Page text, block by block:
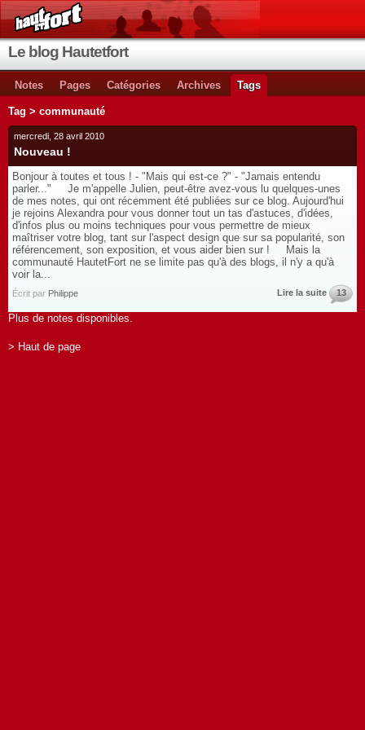
Le blog Hautetfort
Notes Pages Catégories Archives Tags
Tag > communauté
mercredi, 28 avril 2010
Nouveau !
Bonjour à toutes et tous ! - "Mais qui est-ce ?" - "Jamais entendu
parler..." Je m'appelle Julien, peut-être avez-vous lu quelques-unes
de mes notes, qui ont récemment été publiées sur ce blog. Aujourd'hui
je rejoins Alexandra pour vous donner tout un tas d'astuces, d'idées,
d'infos plus ou moins techniques pour vous permettre de mieux
maîtriser votre blog, tant sur l'aspect design que sur sa popularité, son
référencement, son exposition, et vous aider bien sur ! Mais la
communauté HautetFort ne se limite pas qu'à des blogs, il n'y a qu'à
voir la...
Écrit par Philippe Lire la suite 13
Plus de notes disponibles.
> Haut de page